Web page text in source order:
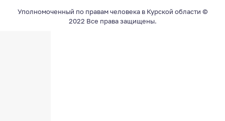
Уполномоченный по правам человека в Курской области ©
2022 Все права защищены.